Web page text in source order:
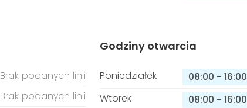
Brak podanych linii
Brak podanych linii
Godziny otwarcia
Poniedziałek 08:00 - 16:00
Wtorek
08:00 - 16:00